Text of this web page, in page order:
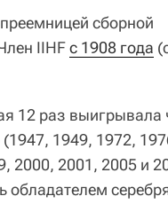
сборной
IIHFс 1908 года
12 раз выигрывала
1949, 1972,
2000, 2001, 2005 и
обладателем